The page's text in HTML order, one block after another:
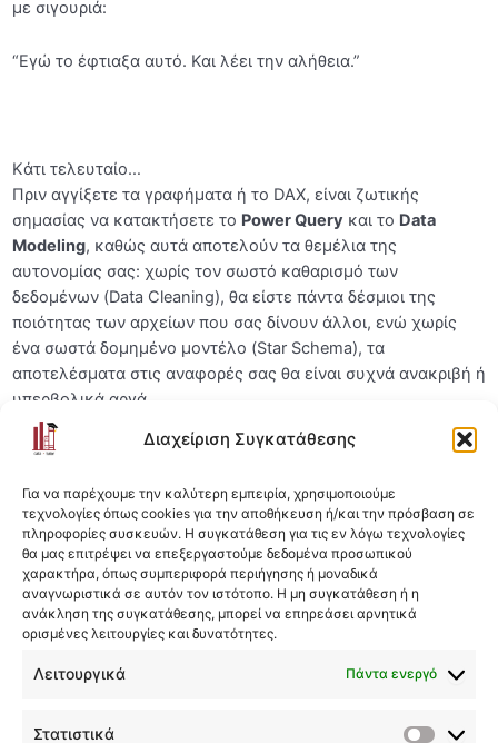
Διαχείριση Συγκατάθεσης
Για να παρέχουμε την καλύτερη εμπειρία, χρησιμοποιούμε
τεχνολογίες όπως cookies για την αποθήκευση ή/και την πρόσβαση σε
πληροφορίες συσκευών. Η συγκατάθεση για τις εν λόγω τεχνολογίες
θα μας επιτρέψει να επεξεργαστούμε δεδομένα προσωπικού
χαρακτήρα, όπως συμπεριφορά περιήγησης ή μοναδικά
αναγνωριστικά σε αυτόν τον ιστότοπο. Η μη συγκατάθεση ή η
ανάκληση της συγκατάθεσης, μπορεί να επηρεάσει αρνητικά
ορισμένες λειτουργίες και δυνατότητες.
Λειτουργικά Πάντα ενεργό
Στατιστικά
με σιγουριά:
“Εγώ το έφτιαξα αυτό. Και λέει την αλήθεια.”
Kάτι τελευταίο…
Πριν αγγίξετε τα γραφήματα ή το DAX, είναι ζωτικής
σημασίας να κατακτήσετε το Power Query και το Data
Modeling, καθώς αυτά αποτελούν τα θεμέλια της
αυτονομίας σας: χωρίς τον σωστό καθαρισμό των
δεδομένων (Data Cleaning), θα είστε πάντα δέσμιοι της
ποιότητας των αρχείων που σας δίνουν άλλοι, ενώ χωρίς
ένα σωστά δομημένο μοντέλο (Star Schema), τα
αποτελέσματα στις αναφορές σας θα είναι συχνά ανακριβή ή
υπερβολικά αργά.
Μαθαίνοντας πρώτα αυτά τα δύο, σταματάτε να εξαρτάστε
διασφαλίζετε ότι οι υπολογισμοί DAX που θα γράψετε
αργότερα θα είναι απλοί και αξιόπιστοι, αντί να προσπαθείτε
απελπισμένα να “διορθώσετε” με κώδικα ένα προβληματικό
υπόβαθρο.
Στην ουσία, το Power Query σας δίνει την πρώτη ύλη και το
η οπτικοποίηση θα είναι απλώς μια όμορφη εικόνα πάνω σε